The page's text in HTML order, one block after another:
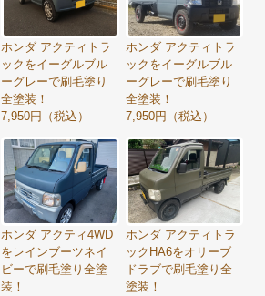
ホンダ アクティトラ
ックをイーグルブル
ーグレーで刷毛塗り
全塗装！
7,950円（税込）
ホンダ アクティトラ
ックをイーグルブル
ーグレーで刷毛塗り
全塗装！
7,950円（税込）
ホンダ アクティ4WD
をレインブーツネイ
ビーで刷毛塗り全塗
装！
ホンダ アクティトラ
ックHA6をオリーブ
ドラブで刷毛塗り全
塗装！